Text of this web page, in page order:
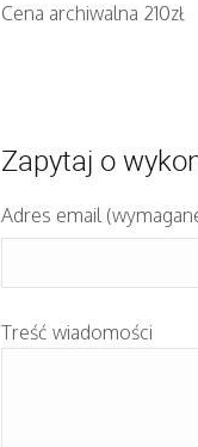
Cena archiwalna 210zł
Zapytaj o
Adres email
Treść wiadomości